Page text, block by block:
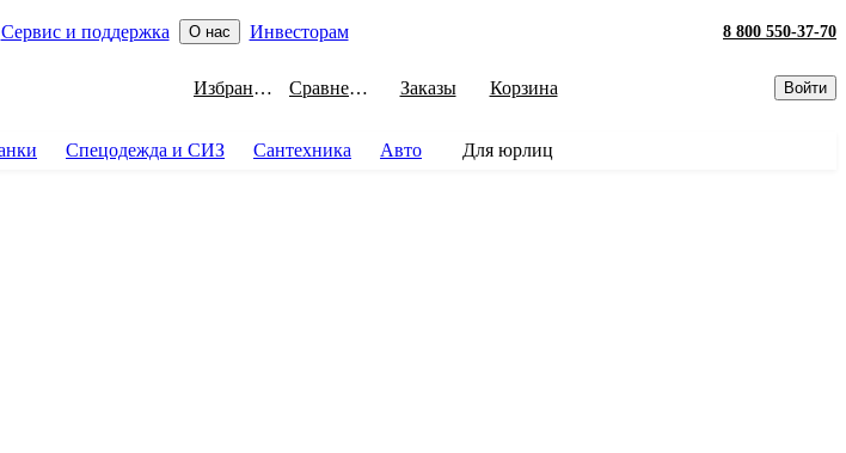
Сервис и поддержка О нас Инвесторам 8 800 550-37-70
Избранное Сравнение Заказы Корзина Войти
Спецодежда и СИЗ Сантехника Авто
Для юрлиц